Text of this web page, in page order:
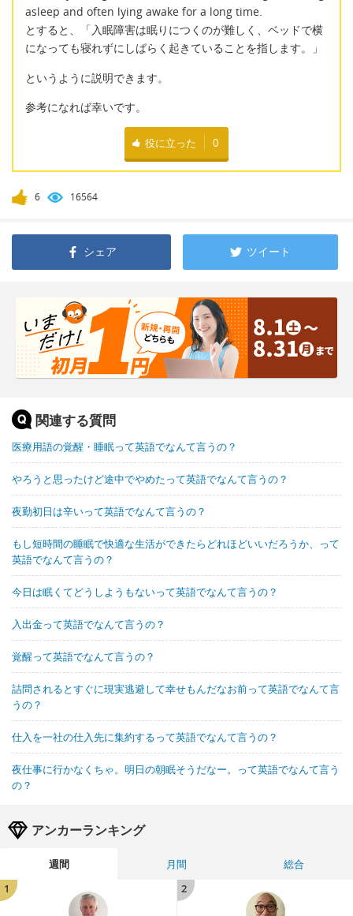
asleep and often lying awake for a long time.
とすると、「入眠障害は眠りにつくのが難しく、ベッドで横
になっても寝れずにしばらく起きていることを指します。」
というように説明できます。
参考になれば幸いです。
役に立った 0
6 16564
シェア ツイート
関連する質問
医療用語の覚醒・睡眠って英語でなんて言うの？
やろうと思ったけど途中でやめたって英語でなんて言うの？
夜勤初日は辛いって英語でなんて言うの？
もし短時間の睡眠で快適な生活ができたらどれほどいいだろうか、って
英語でなんて言うの？
今日は眠くてどうしようもないって英語でなんて言うの？
入出金って英語でなんて言うの？
覚醒って英語でなんて言うの？
詰問されるとすぐに現実逃避して幸せもんだなお前って英語でなんて言
うの？
仕入を一社の仕入先に集約するって英語でなんて言うの？
夜仕事に行かなくちゃ。明日の朝眠そうだなー。って英語でなんて言う
の？
アンカーランキング
週間 月間
総合
1
2